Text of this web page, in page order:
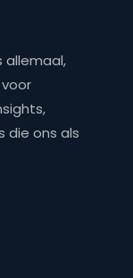
allemaal,
die ons als